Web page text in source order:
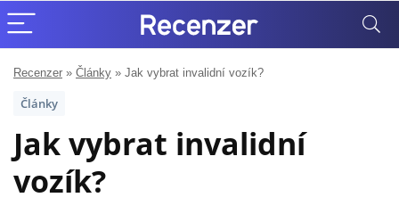
Recenzer » Články » Jak vybrat invalidní vozík?
Články
Jak vybrat invalidní
vozík?